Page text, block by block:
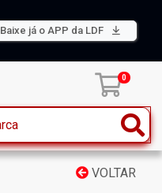
Baixe já o APP da LDF
0
VOLTAR